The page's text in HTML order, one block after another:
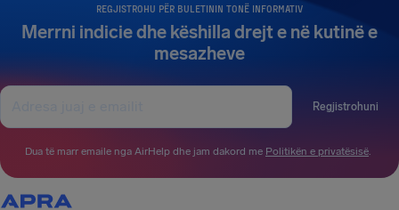
REGJISTROHU PËR BULETININ TONË INFORMATIV
Merrni indicie dhe këshilla drejt e në kutinë e
mesazheve
Regjistrohuni
Dua të marr emaile nga AirHelp dhe jam dakord me Politikën e privatësisë.